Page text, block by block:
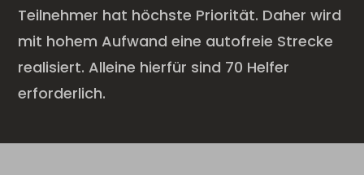
Teilnehmer hat höchste Priorität. Daher wird
mit hohem Aufwand eine autofreie Strecke
realisiert. Alleine hierfür sind 70 Helfer
erforderlich.